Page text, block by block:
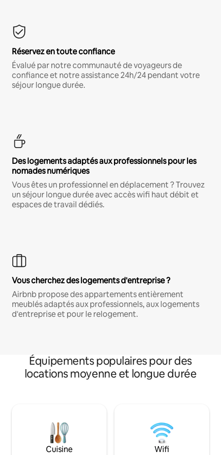
Réservez en toute confiance
Évalué par notre communauté de voyageurs de
confiance et notre assistance 24h/24 pendant votre
séjour longue durée.
Des logements adaptés aux professionnels pour les
nomades numériques
Vous êtes un professionnel en déplacement ? Trouvez
un séjour longue durée avec accès wifi haut débit et
espaces de travail dédiés.
Vous cherchez des logements d'entreprise ?
Airbnb propose des appartements entièrement
meublés adaptés aux professionnels, aux logements
d'entreprise et pour le relogement.
Équipements populaires pour des
locations moyenne et longue durée
Cuisine Wifi